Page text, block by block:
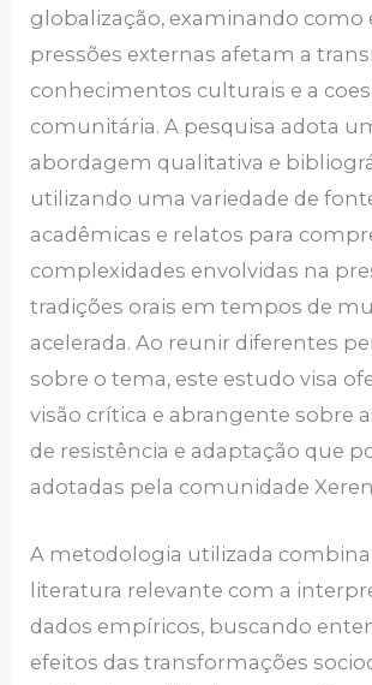
globalização, examinando como
pressões externas afetam a
conhecimentos culturais e a
comunitária. A pesquisa adota
abordagem qualitativa e
utilizando uma variedade de
acadêmicas e relatos para
complexidades envolvidas na
tradições orais em tempos de
acelerada. Ao reunir diferentes
sobre o tema, este estudo visa
visão crítica e abrangente sobre
de resistência e adaptação que
adotadas pela comunidade
A metodologia utilizada combina
literatura relevante com a
dados empíricos, buscando
efeitos das transformações